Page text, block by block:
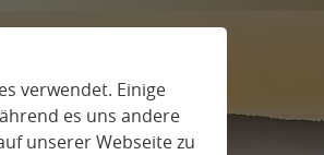
verwendet. Einige
es uns andere
unserer Webseite zu